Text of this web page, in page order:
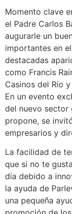
Momento clave
el Padre Carlos
augurarle un
importantes en
destacadas
como Francis
Casinos del Río
En un evento
del nuevo sector
propone, se
empresarios y
La facilidad de
que si no te
día debido a
la ayuda de
una pequeña